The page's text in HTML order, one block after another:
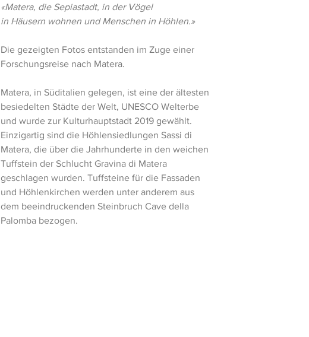
«Matera, die Sepiastadt, in der Vögel
in Häusern wohnen und Menschen in Höhlen.»
Die gezeigten Fotos entstanden im Zuge einer
Forschungsreise nach Matera.
Matera, in Süditalien gelegen, ist eine der ältesten
besiedelten Städte der Welt, UNESCO Welterbe
und wurde zur Kulturhauptstadt 2019 gewählt.
Einzigartig sind die Höhlensiedlungen Sassi di
Matera, die über die Jahrhunderte in den weichen
Tuffstein der Schlucht Gravina di Matera
geschlagen wurden. Tuffsteine für die Fassaden
und Höhlenkirchen werden unter anderem aus
dem beeindruckenden Steinbruch Cave della
Palomba bezogen.